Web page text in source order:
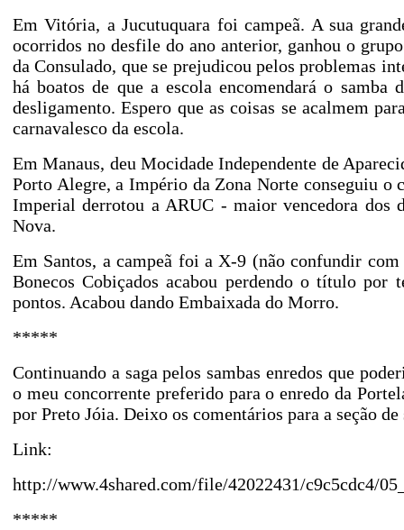
Em Vitória, a Jucutuquara foi campeã. A sua
ocorridos no desfile do ano anterior, ganhou o
da Consulado, que se prejudicou pelos problemas
há boatos de que a escola encomendará o samba
desligamento. Espero que as coisas se acalmem
carnavalesco da escola.
Em Manaus, deu Mocidade Independente de
Porto Alegre, a Império da Zona Norte conseguiu o
Imperial derrotou a ARUC - maior vencedora dos
Nova.
Em Santos, a campeã foi a X-9 (não confundir
Bonecos Cobiçados acabou perdendo o título por
pontos. Acabou dando Embaixada do Morro.
*****
Continuando a saga pelos sambas enredos que
o meu concorrente preferido para o enredo da
por Preto Jóia. Deixo os comentários para a seção
Link:
http://www.4shared.com/file/42022431/c9c5cdc4/
*****